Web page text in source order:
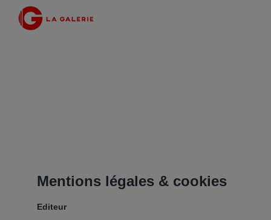
Mentions légales & cookies
Editeur